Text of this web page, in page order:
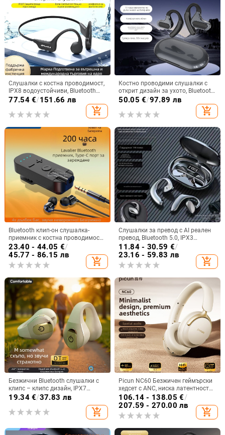
Слушалки с костна проводимост,
IPX8 водоустойчиви, Bluetooth
5.3, обхват до 10 m, време за
77.54€/151.66 лв
add_shopping_cart
Костно проводими слушалки с
открит дизайн за ухото, Bluetooth
5.4, обхват 10 м, IPX7
водоустойчивост, над 8 часа
работа
50.05 €/97.89 лв
add_shopping_cart
Bluetooth клип-он слушалка-
приемник с костна проводимост,
висококачествен звук,
шумопотискане, HD обаждания и
слушане на музика
23.40 - 44.05 €/
45.77 - 86.15 лв
add_shopping_cart
Слушалки за превод с AI реален
превод, Bluetooth 5.0, IPX3
водоустойчиви, обхват 15 м, 4–8
ч живот на батерията
11.84 - 30.59 €/
23.16 - 59.83 лв
add_shopping_cart
Безжични Bluetooth слушалки с
клипс – клипс дизайн, IPX7
водоустойчивост, Bluetooth 5.4,
обхват 15 м, живот на батерията
над 8 ч
19.34€/37.83 лв
add_shopping_cart
Picun NC60 Безжичен геймърски
хедсет с ANC, ниска латентност
за киберспорт, Bluetooth 5.4,
живот на батерията над 8 часа,
обхват 10 м
106.14 - 138.05 €/
207.59 - 270.00 лв
add_shopping_cart